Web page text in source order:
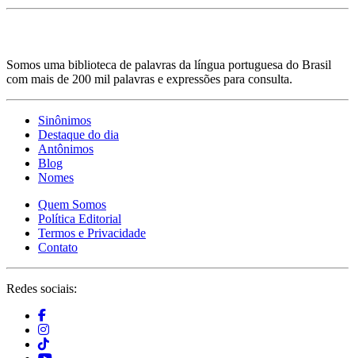
Somos uma biblioteca de palavras da língua portuguesa do Brasil
com mais de 200 mil palavras e expressões para consulta.
Sinônimos
Destaque do dia
Antônimos
Blog
Nomes
Quem Somos
Política Editorial
Termos e Privacidade
Contato
Redes sociais: